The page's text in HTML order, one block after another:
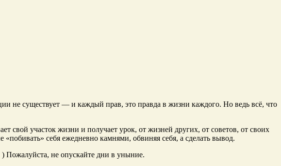
не существует — и каждый прав, это правда в жизни каждого. Но ведь всё, что
свой участок жизни и получает урок, от жизней других, от советов, от своих
себя ежедневно камнями, обвиняя себя, а сделать вывод.
Пожалуйста, не опускайте дни в уныние.